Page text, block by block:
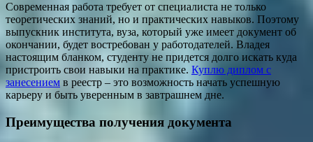
Современная работа требует от специалиста не только
теоретических знаний, но и практических навыков. Поэтому
выпускник института, вуза, который уже имеет документ об
окончании, будет востребован у работодателей. Владея
настоящим бланком, студенту не придется долго искать куда
пристроить свои навыки на практике. Куплю диплом с
занесением в реестр – это возможность начать успешную
карьеру и быть уверенным в завтрашнем дне.
Преимущества получения документа